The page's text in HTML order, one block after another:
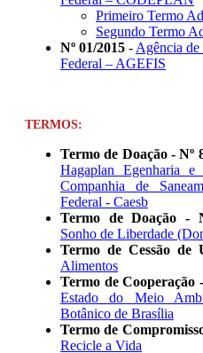
Primeiro Termo
Segundo Termo
Nº 01/2015 - Agência
Federal – AGEFIS
TERMOS:
Termo de Doação - Nº
Hagaplan Egenharia
Companhia de
Federal - Caesb
Termo de Doação -
Sonho de Liberdade
Termo de Cessão de
Alimentos
Termo de Cooperação
Estado do Meio
Botânico de Brasília
Termo de
Recicle a Vida